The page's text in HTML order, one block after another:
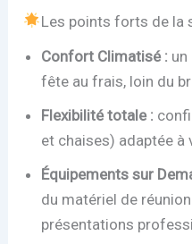
Les points forts de la
Confort Climatisé : un
fête au frais, loin du
Flexibilité totale :
et chaises) adaptée à
Équipements sur
du matériel de
présentations